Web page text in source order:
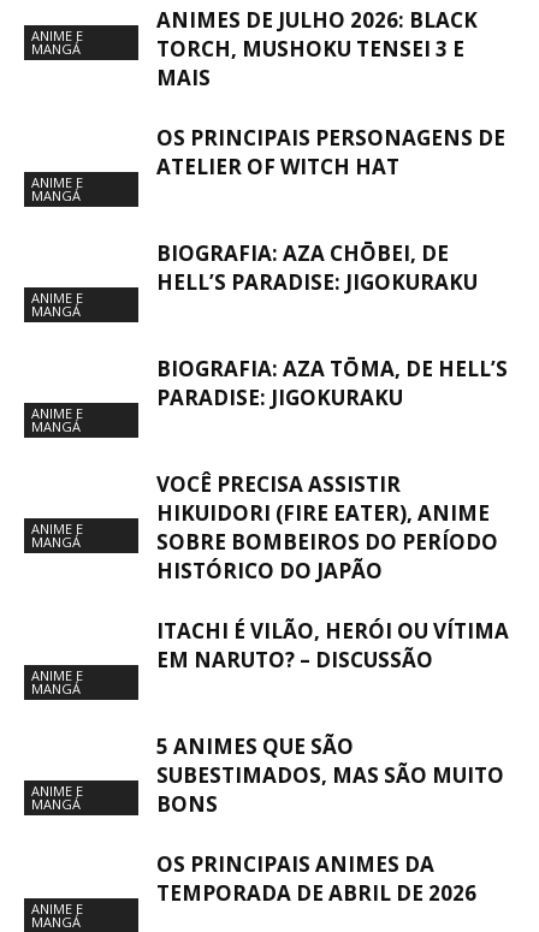
ANIME E
MANGÁ
ANIMES DE JULHO 2026: BLACK
TORCH, MUSHOKU TENSEI 3 E
MAIS
ANIME E
MANGÁ
OS PRINCIPAIS PERSONAGENS DE
ATELIER OF WITCH HAT
ANIME E
MANGÁ
BIOGRAFIA: AZA CHŌBEI, DE
HELL’S PARADISE: JIGOKURAKU
ANIME E
MANGÁ
BIOGRAFIA: AZA TŌMA, DE HELL’S
PARADISE: JIGOKURAKU
ANIME E
MANGÁ
VOCÊ PRECISA ASSISTIR
HIKUIDORI (FIRE EATER), ANIME
SOBRE BOMBEIROS DO PERÍODO
HISTÓRICO DO JAPÃO
ANIME E
MANGÁ
ITACHI É VILÃO, HERÓI OU VÍTIMA
EM NARUTO? – DISCUSSÃO
ANIME E
MANGÁ
5 ANIMES QUE SÃO
SUBESTIMADOS, MAS SÃO MUITO
BONS
ANIME E
MANGÁ
OS PRINCIPAIS ANIMES DA
TEMPORADA DE ABRIL DE 2026